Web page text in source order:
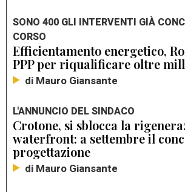
SONO 400 GLI INTERVENTI GIÀ
CORSO
Efficientamento energetico,
PPP per riqualificare oltre
di Mauro Giansante
L'ANNUNCIO DEL SINDACO
Crotone, si sblocca la
waterfront: a settembre il
progettazione
di Mauro Giansante